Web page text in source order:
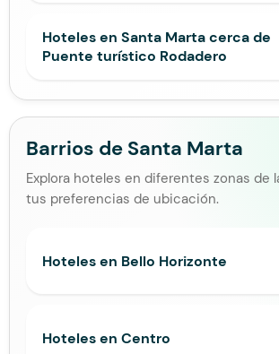
Hoteles en Santa Marta cerca de
Puente turístico Rodadero
Barrios de Santa Marta
Explora hoteles en diferentes zonas de
tus preferencias de ubicación.
Hoteles en Bello Horizonte
Hoteles en Centro